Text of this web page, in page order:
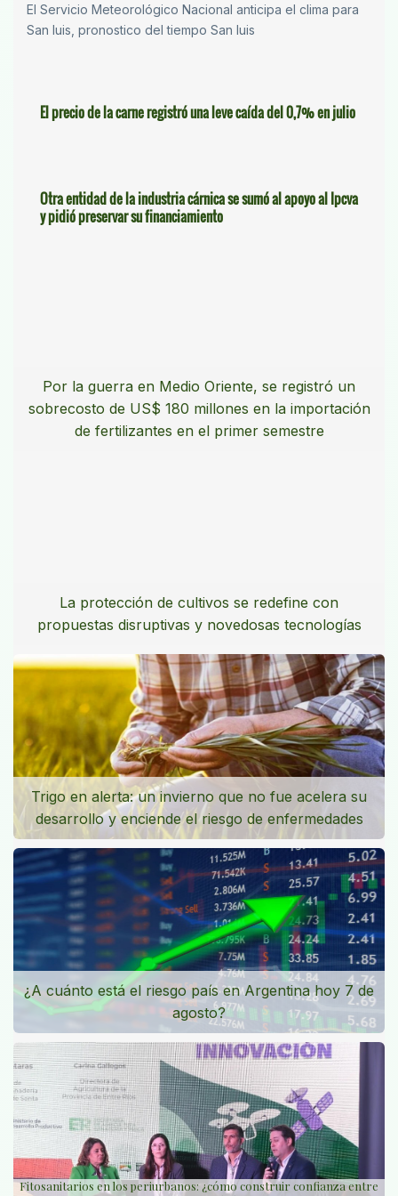
El Servicio Meteorológico Nacional anticipa el clima para
San luis, pronostico del tiempo San luis
El precio de la carne registró una leve caída del 0,7% en julio
Otra entidad de la industria cárnica se sumó al apoyo al Ipcva
y pidió preservar su financiamiento
Por la guerra en Medio Oriente, se registró un
sobrecosto de US$ 180 millones en la importación
de fertilizantes en el primer semestre
La protección de cultivos se redefine con
propuestas disruptivas y novedosas tecnologías
Trigo en alerta: un invierno que no fue acelera su
desarrollo y enciende el riesgo de enfermedades
¿A cuánto está el riesgo país en Argentina hoy 7 de
agosto?
Fitosanitarios en los periurbanos: ¿cómo construir confianza entre